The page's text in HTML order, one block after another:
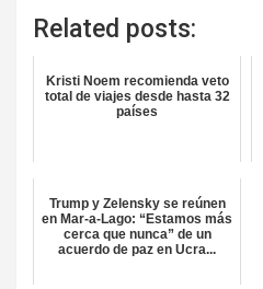
Related posts:
Kristi Noem recomienda veto
total de viajes desde hasta 32
países
Trump y Zelensky se reúnen
en Mar-a-Lago: “Estamos más
cerca que nunca” de un
acuerdo de paz en Ucra...